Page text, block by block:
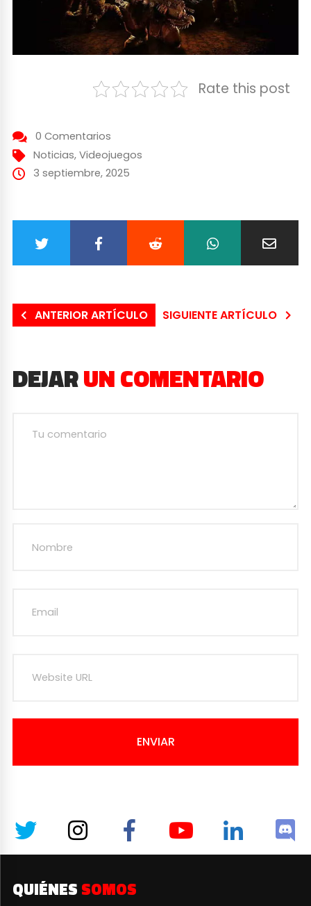
Rate this post
0 Comentarios
Noticias, Videojuegos
3 septiembre, 2025
ANTERIOR ARTÍCULO SIGUIENTE ARTÍCULO
DEJARUN COMENTARIO
ENVIAR
QUIÉNES SOMOS